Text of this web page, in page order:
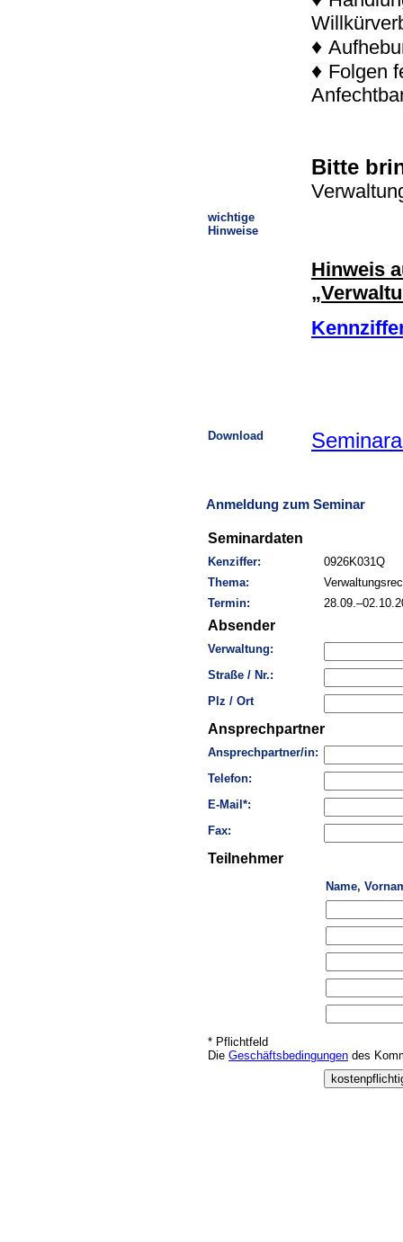
♦
♦ Folgen
Bitte
wichtige
Hinweise
Hinweis
Download
Anmeldung zum Seminar
Seminardaten
Kenziffer:
0926K031Q
Thema:
Termin:
Absender
Verwaltung:
Straße / Nr.:
Plz / Ort
Ansprechpartner
Ansprechpartner/in:
Telefon:
E-Mail*:
Fax:
Teilnehmer
Name,
* Pflichtfeld
Die Geschäftsbedingungen des